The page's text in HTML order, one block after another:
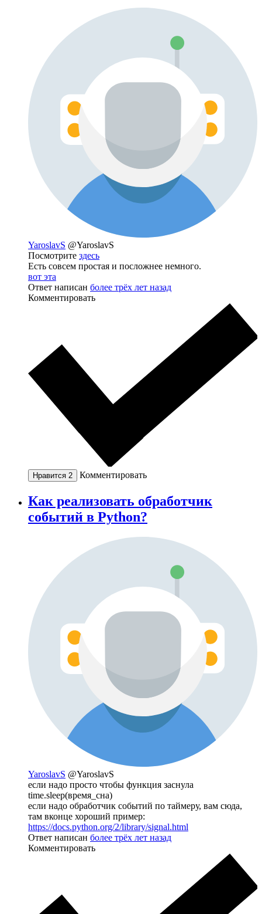
YaroslavS @YaroslavS
Посмотрите здесь
Есть совсем простая и посложнее немного.
вот эта
Ответ написан более трёх лет назад
Комментировать
Нравится 2 Комментировать
Как реализовать обработчик
событий в Python?
YaroslavS @YaroslavS
если надо просто чтобы функция заснула
time.sleep(время_сна)
если надо обработчик событий по таймеру, вам сюда,
там вконце хороший пример:
https://docs.python.org/2/library/signal.html
Ответ написан более трёх лет назад
Комментировать